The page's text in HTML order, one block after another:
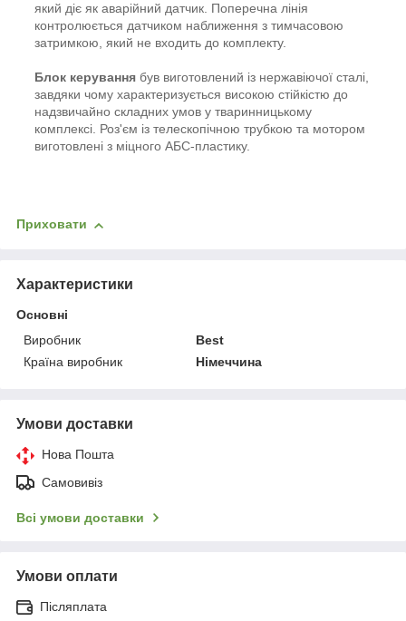
який діє як аварійний датчик. Поперечна лінія
контролюється датчиком наближення з тимчасовою
затримкою, який не входить до комплекту.
Блок керування був виготовлений із нержавіючої сталі,
завдяки чому характеризується високою стійкістю до
надзвичайно складних умов у тваринницькому
комплексі. Роз'єм із телескопічною трубкою та мотором
виготовлені з міцного АБС-пластику.
Приховати
Характеристики
Основні
Виробник
Best
Країна виробник
Німеччина
Умови доставки
Нова Пошта
Самовивіз
Всі умови доставки
Умови оплати
Післяплата